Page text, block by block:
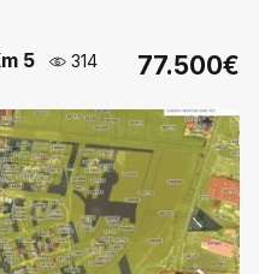
5 314 77.500€